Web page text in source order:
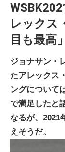
レックス
目も最高」
ジョナサン・
たアレックス
ングについて
で満足したと
なるが、2021
えそうだ。